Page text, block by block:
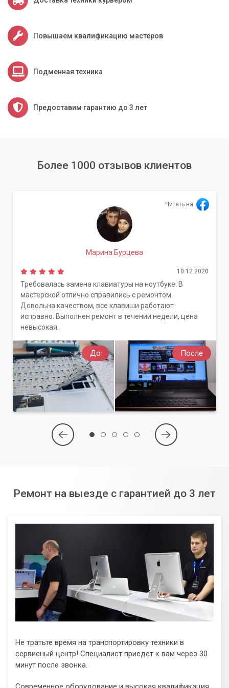
освещении.
Доверьте чистку экрана вашего ноутбука профессионалам
и наслаждайтесь ярким и четким изображением!
Повышаем квалификацию мастеров
Подменная техника
Предоставим гарантию до 3 лет
Более 1000 отзывов клиентов
До После
Читать на
Марина Бурцева
10.12.2020
Требовалась замена клавиатуры на ноутбуке. В
мастерской отлично справились с ремонтом.
Довольна качеством, все клавиши работают
исправно. Выполнен ремонт в течении недели, цена
невысокая.
Ремонт на выезде с гарантией до 3 лет
Не тратьте время на транспортировку техники в
сервисный центр! Специалист приедет к вам через 30
минут после звонка.